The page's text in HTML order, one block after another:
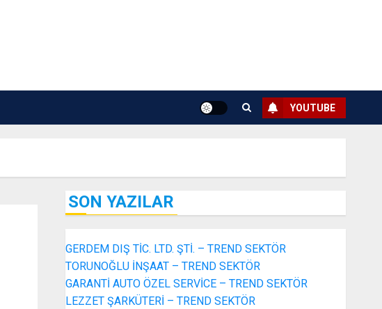
YOUTUBE
SON YAZILAR
GERDEM DIŞ TİC. LTD. ŞTİ. – TREND SEKTÖR
TORUNOĞLU İNŞAAT – TREND SEKTÖR
GARANTİ AUTO ÖZEL SERVİCE – TREND SEKTÖR
LEZZET ŞARKÜTERİ – TREND SEKTÖR